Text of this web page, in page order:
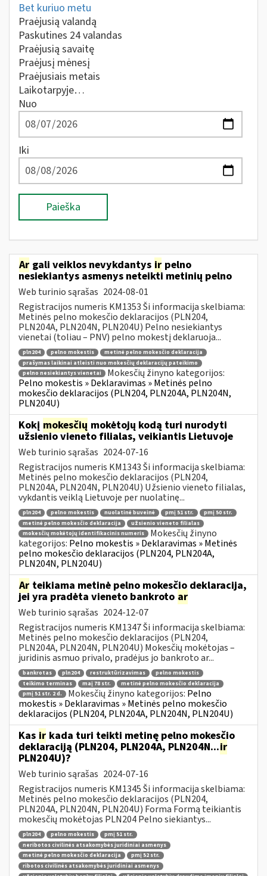
Bet kuriuo metu
Praėjusią valandą
Paskutines 24 valandas
Praėjusią savaitę
Praėjusį mėnesį
Praėjusiais metais
Laikotarpyje…
Nuo
Iki
Paieška
Ar gali veiklos nevykdantys ir pelno
nesiekiantys asmenys neteikti metinių pelno
Web turinio sąrašas 2024-08-01
Registracijos numeris KM1353 Ši informacija skelbiama:
Metinės pelno mokesčio deklaracijos (PLN204,
PLN204A, PLN204N, PLN204U) Pelno nesiekiantys
vienetai (toliau – PNV) pelno mokestį deklaruoja...
pln204 pelno mokestis
metinė pelno mokesčio deklaracija
prašymas laikinai atleisti nuo mokesčių deklaracijų pateikimo
pelno nesiekiantys vienetai
Mokesčių žinyno kategorijos:
Pelno mokestis » Deklaravimas » Metinės pelno
mokesčio deklaracijos (PLN204, PLN204A, PLN204N,
PLN204U)
Kokį mokesčių mokėtojų kodą turi nurodyti
užsienio vieneto filialas, veikiantis Lietuvoje
Web turinio sąrašas 2024-07-16
Registracijos numeris KM1343 Ši informacija skelbiama:
Metinės pelno mokesčio deklaracijos (PLN204,
PLN204A, PLN204N, PLN204U) Užsienio vieneto filialas,
vykdantis veiklą Lietuvoje per nuolatinę...
pln204 pelno mokestis nuolatinė buveinė pmį 51 str.
pmį 50 str.
metinė pelno mokesčio deklaracija
užsienio vieneto filialas
mokesčių mokėtojų identifikacinis numeris
Mokesčių žinyno
kategorijos: Pelno mokestis » Deklaravimas » Metinės
pelno mokesčio deklaracijos (PLN204, PLN204A,
PLN204N, PLN204U)
Ar teikiama metinė pelno mokesčio deklaracija,
jei yra pradėta vieneto bankroto ar
Web turinio sąrašas 2024-12-07
Registracijos numeris KM1347 Ši informacija skelbiama:
Metinės pelno mokesčio deklaracijos (PLN204,
PLN204A, PLN204N, PLN204U) Mokesčių mokėtojas –
juridinis asmuo privalo, pradėjus jo bankroto ar...
bankrotas pln204 restruktūrizavimas
pelno mokestis
teikimo terminas
maį 78 str.
metinė pelno mokesčio deklaracija
pmį 51 str. 2 d.
Mokesčių žinyno kategorijos: Pelno
mokestis » Deklaravimas » Metinės pelno mokesčio
deklaracijos (PLN204, PLN204A, PLN204N, PLN204U)
Kas ir kada turi teikti metinę pelno mokesčio
deklaraciją (PLN204, PLN204A, PLN204N...ir
PLN204U)?
Web turinio sąrašas 2024-07-16
Registracijos numeris KM1345 Ši informacija skelbiama:
Metinės pelno mokesčio deklaracijos (PLN204,
PLN204A, PLN204N, PLN204U) Forma Formą teikiantis
mokesčių mokėtojas PLN204 Pelno siekiantys...
pln204 pelno mokestis
pmį 51 str.
neribotos civilinės atsakomybės juridiniai asmenys
metinė pelno mokesčio deklaracija
pmį 52 str.
ribotos civilinės atsakomybės juridiniai asmenys